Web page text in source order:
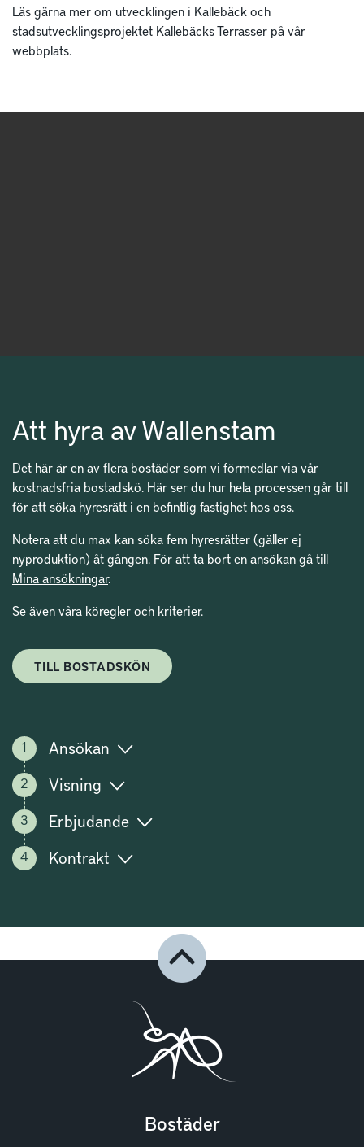
Läs gärna mer om utvecklingen i Kallebäck och
stadsutvecklingsprojektet Kallebäcks Terrasser på vår
webbplats.
Att hyra av Wallenstam
Det här är en av flera bostäder som vi förmedlar via vår
kostnadsfria bostadskö. Här ser du hur hela processen går till
för att söka hyresrätt i en befintlig fastighet hos oss.
Notera att du max kan söka fem hyresrätter (gäller ej
nyproduktion) åt gången. För att ta bort en ansökangå till
Mina ansökningar.
Se även våra köregler och kriterier.
TILL BOSTADSKÖN
Ansökan
Visning
Erbjudande
Kontrakt
Bostäder